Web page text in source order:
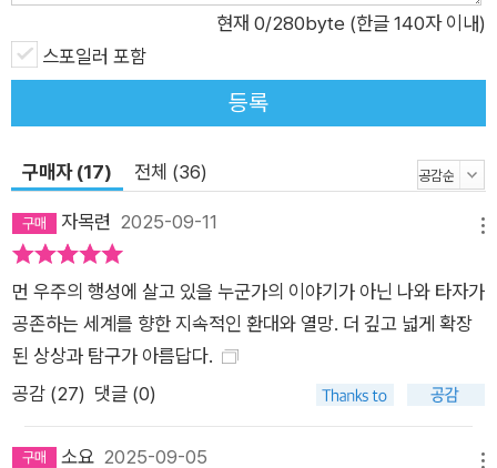
가, 《씨네21》 기자) 이 시대 한국인이 삶과 세계를 어떻게 이해했
는지 알아보기 위해 김초엽의 소설을 찾아 읽는 것은 너무나 자연
스러운 일이다._배명훈(소설가) 네 갈망과 나아감, 변화를 격려
한다고. 깨어지고 망가지는 과정 또한 변화라고. 네 삶 전체를 응
시했던 더 나은 세계를 위한 질문들, 다채로운 자아와 언어의 탐
설가 정보라는 추천사를 통해 소설 속 인물들이 “시뮬레이션 안
에서 살아가더라도, 안드로이드로 태어나 인공의 하드웨어가 씌
워졌더라도, 어떤 존재 방식 속에서든 자신의 필멸을 바라보며 존
재의 의미를 스스로 찾아간다”는 점에 주목하기도 했다. 인간을
정의하는 방식을 시대에 따라 변화하지만, 작가는 “우리가 스스
로 부여하고 싶은 고유성, 끝내 붙들고 싶은 어떤 소중한 가치가
있다면 그건 오히려 인간이 가지고 있는 근원적 한계에 있을 것
같”다는 이야기를 남긴다. 항상 엇갈리면서도, 불완전한 대화 끝
현재 0/280byte (한글 140자 이내)
스포일러 포함
등록
구매자 (17) 전체 (36)
자목련 2025-09-11
먼 우주의 행성에 살고 있을 누군가의 이야기가 아닌 나와 타자가
공존하는 세계를 향한 지속적인 환대와 열망. 더 깊고 넓게 확장
된 상상과 탐구가 아름답다.
공감 (27) 댓글 (0)
소요 2025-09-05